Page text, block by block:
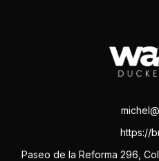
https://
Paseo de la Reforma 296,